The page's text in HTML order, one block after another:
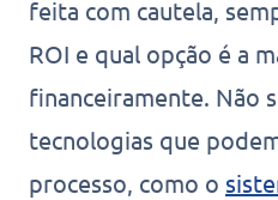
feita com cautela,
ROI e qual opção é a
financeiramente. Não
tecnologias que
processo, como o